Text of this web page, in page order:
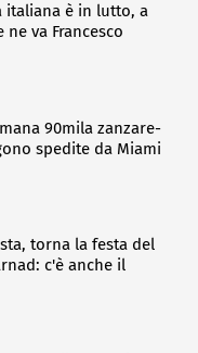
italiana è in lutto, a
ne va Francesco
90mila zanzare-
spedite da Miami
torna la festa del
c'è anche il